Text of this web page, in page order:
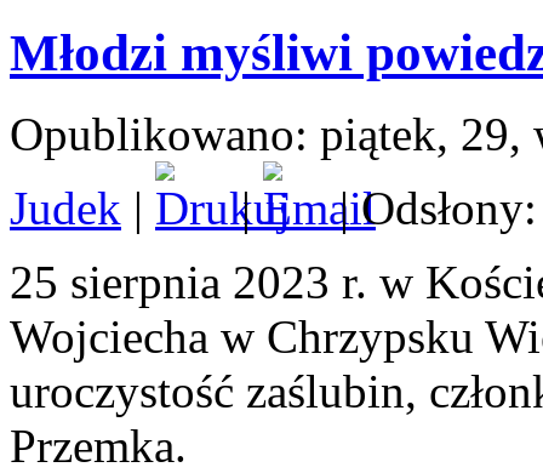
Młodzi myśliwi
Opublikowano: piątek, 29,
Judek | |
|
25 sierpnia 2023 r. w
Wojciecha w Chrzypsku
uroczystość zaślubin,
Przemka.